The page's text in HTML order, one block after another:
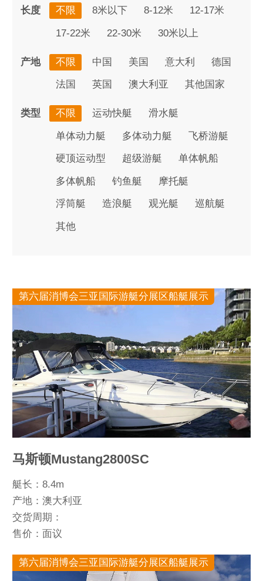
长度 不限 8米以下 8-12米 12-17米
17-22米 22-30米 30米以上
产地 不限 中国 美国 意大利 德国
法国 英国 澳大利亚 其他国家
类型 不限 运动快艇 滑水艇
单体动力艇 多体动力艇 飞桥游艇
硬顶运动型 超级游艇 单体帆船
多体帆船 钓鱼艇 摩托艇
浮筒艇 造浪艇 观光艇 巡航艇
其他
第六届消博会三亚国际游艇分展区船艇展示
马斯顿Mustang2800SC
艇长：8.4m
产地：澳大利亚
交货周期：
售价：面议
第六届消博会三亚国际游艇分展区船艇展示